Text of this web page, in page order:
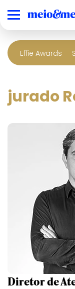
Effie Awards
jurado
Diretor de